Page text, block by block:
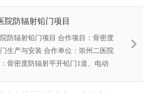
辐射铅门的重量都在400斤左右，
备，需要对旧机房进行射线防护改
方先想到让我们光铭防辐射公司做
射线防护改造工程 经过4个多小时
辆装满施工材料的车辆终于到达射
院防辐射铅门项目
防辐射铅门项目 合作项目：骨密度
生产与安装 合作单位：崇州二医院
骨密度防辐射平开铅门1道、电动